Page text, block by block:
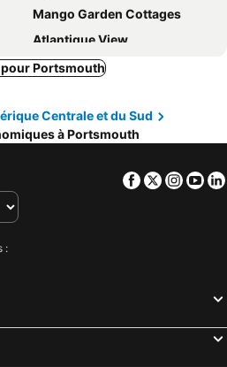
Mango Garden Cottages
Atlantique View
Sea Cliff Cottages
Mango Island Lodges
Roots Jungle Retreat
Portsmouth
Centrale et du Sud
à Portsmouth
Facebook
Twitter
: